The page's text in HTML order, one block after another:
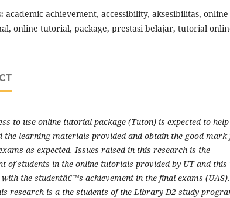
academic achievement, accessibility, aksesibilitas, online
online tutorial, package, prestasi belajar, tutorial
to use online tutorial package (Tuton) is expected to
the learning materials provided and obtain the good mark
as expected. Issues raised in this research is the
of students in the online tutorials provided by UTand this
with the studentâ€™s achievement in the final exams
research is a the students of the Library D2 study